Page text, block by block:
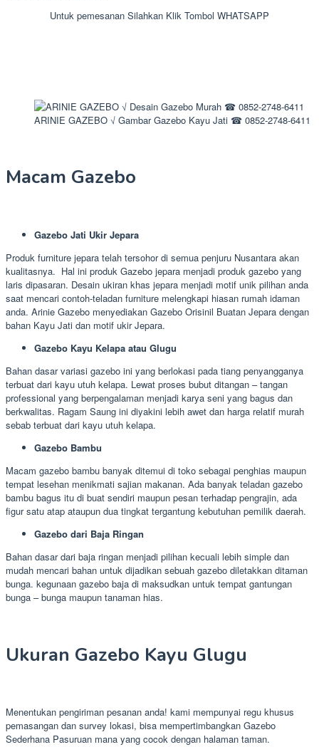
Untuk pemesanan Silahkan Klik Tombol WHATSAPP
ARINIE GAZEBO √ Gambar Gazebo Kayu Jati ☎ 0852-2748-6411
Macam Gazebo
Gazebo Jati Ukir Jepara
Produk furniture jepara telah tersohor di semua penjuru Nusantara akan
kualitasnya. Hal ini produk Gazebo jepara menjadi produk gazebo yang
laris dipasaran. Desain ukiran khas jepara menjadi motif unik pilihan anda
saat mencari contoh-teladan furniture melengkapi hiasan rumah idaman
anda. Arinie Gazebo menyediakan Gazebo Orisinil Buatan Jepara dengan
bahan Kayu Jati dan motif ukir Jepara.
Gazebo Kayu Kelapa atau Glugu
Bahan dasar variasi gazebo ini yang berlokasi pada tiang penyangganya
terbuat dari kayu utuh kelapa. Lewat proses bubut ditangan – tangan
professional yang berpengalaman menjadi karya seni yang bagus dan
berkwalitas. Ragam Saung ini diyakini lebih awet dan harga relatif murah
sebab terbuat dari kayu utuh kelapa.
Gazebo Bambu
Macam gazebo bambu banyak ditemui di toko sebagai penghias maupun
tempat lesehan menikmati sajian makanan. Ada banyak teladan gazebo
bambu bagus itu di buat sendiri maupun pesan terhadap pengrajin, ada
figur satu atap ataupun dua tingkat tergantung kebutuhan pemilik daerah.
Gazebo dari Baja Ringan
Bahan dasar dari baja ringan menjadi pilihan kecuali lebih simple dan
mudah mencari bahan untuk dijadikan sebuah gazebo diletakkan ditaman
bunga. kegunaan gazebo baja di maksudkan untuk tempat gantungan
bunga – bunga maupun tanaman hias.
Ukuran Gazebo Kayu Glugu
Menentukan pengiriman pesanan anda! kami mempunyai regu khusus
pemasangan dan survey lokasi, bisa mempertimbangkan Gazebo
Sederhana Pasuruan mana yang cocok dengan halaman taman.